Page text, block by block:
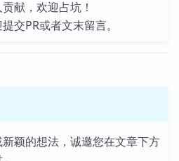
献，欢迎占坑！
交PR或者文末留言。
颖的想法，诚邀您在文章下方